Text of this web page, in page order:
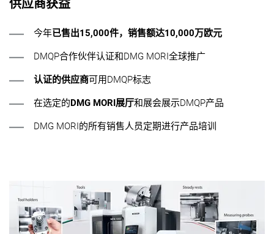
供应商获益
今年已售出15,000件，销售额达10,000万欧元
DMQP合作伙伴认证和DMG MORI全球推广
认证的供应商可用DMQP标志
在选定的DMG MORI展厅和展会展示DMQP产品
DMG MORI的所有销售人员定期进行产品培训